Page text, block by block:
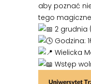
aby poznać
tego
2 grudnia
Godzina:
Wielicka
Wstęp